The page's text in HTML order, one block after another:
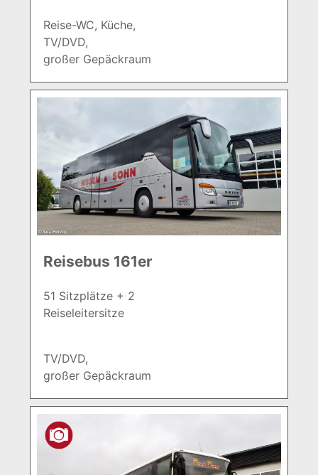
Reise-WC, Küche,
TV/DVD,
großer Gepäckraum
Reisebus 161er
51 Sitzplätze + 2
Reiseleitersitze
TV/DVD,
großer Gepäckraum